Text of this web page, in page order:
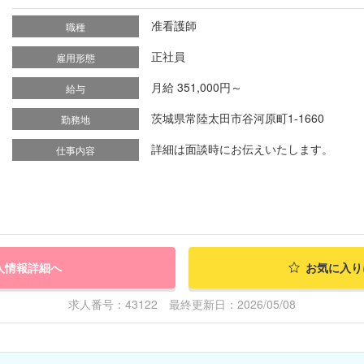
職種 准看護師
雇用形態 正社員
給与 月給 351,000円～
勤務地 茨城県常陸太田市谷河原町1-1660
仕事内容 詳細は面談時にお伝えいたします。
情報詳細へ お気に入
求人番号：43122 最終更新日：2026/05/08